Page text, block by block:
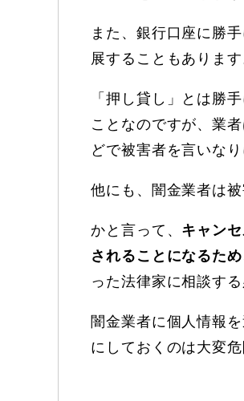
また、銀行口座に勝
展することもあります
「押し貸し」とは勝
ことなのですが、業
どで被害者を言いなり
他にも、闇金業者は
かと言って、 キャン
されることになるため
った法律家に相談する
闇金業者に個人情報
にしておくのは大変危